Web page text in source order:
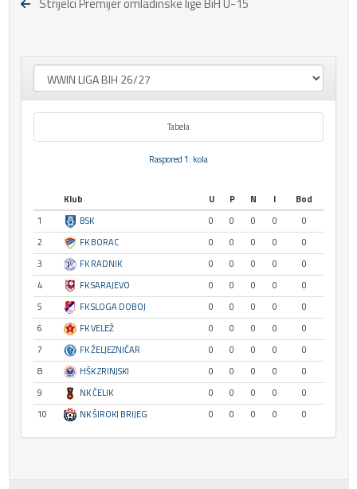
Tabela
Raspored 1. kola
Klub U P N I
Bod
1
BSK 0 0 0 0
0
2
FK BORAC 0 0 0 0
0
3
FK RADNIK 0 0 0 0
0
4
FK SARAJEVO 0 0 0 0
0
5
FK SLOGA DOBOJ 0 0 0 0
0
6
FK VELEŽ 0 0 0 0
0
7
FK ŽELJEZNIČAR 0 0 0 0
0
8
HŠK ZRINJSKI 0 0 0 0
0
9
NK ČELIK 0 0 0 0
0
10
NK ŠIROKI BRIJEG 0 0 0 0 0